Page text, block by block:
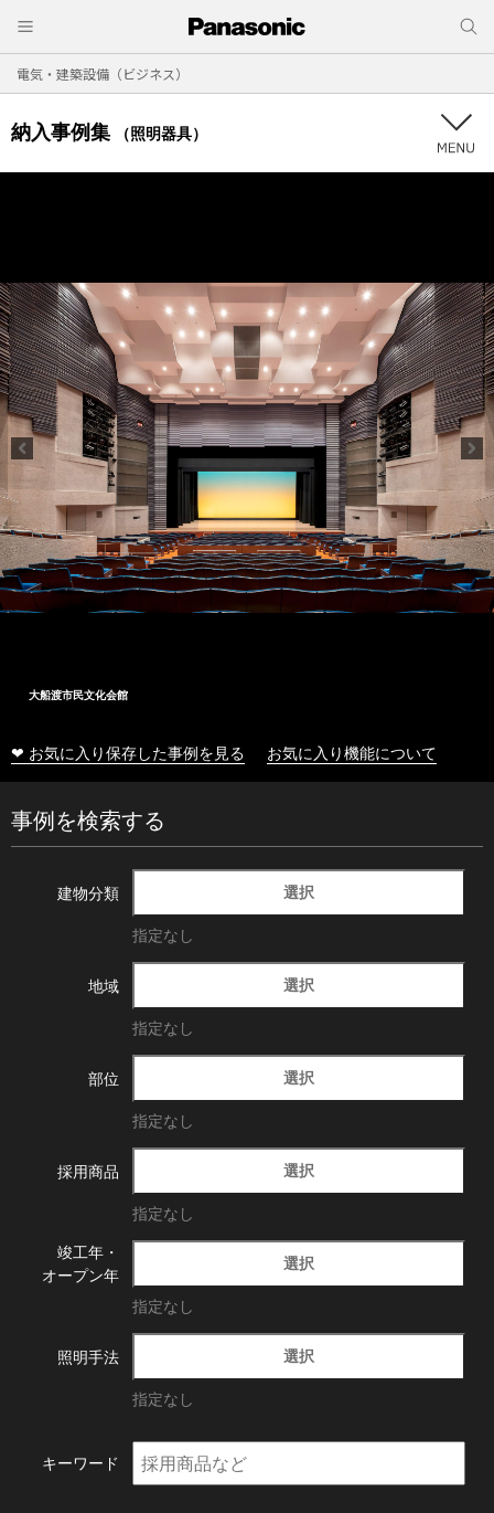
電気・建築設備（ビジネス）
納入事例集 （照明器具）
大船渡市民文化会館
❤ お気に入り保存した事例を見る お気に入り機能について
事例を検索する
建物分類 選択
指定なし
地域 選択
指定なし
部位 選択
指定なし
採用商品 選択
指定なし
竣工年・
オープン年
選択
指定なし
照明手法 選択
指定なし
キーワード